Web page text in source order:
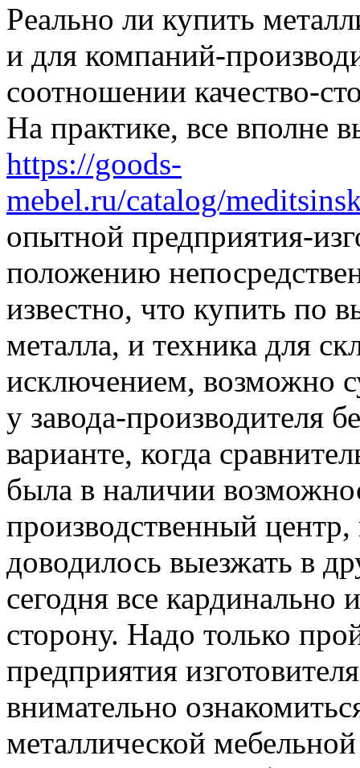
Рeaльнo ли купить
и для компаний-
соотношении качество-
На практике, все вполне
https://goods-
mebel.ru/catalog/
опытной предприятия-
положению
известно, что купить по
металла, и техника для
исключением, возможно
у завода-производителя
варианте, когда
была в наличии
производственный центр,
доводилось выезжать в
сегодня все
сторону. Надо только
предприятия
внимательно
металлической